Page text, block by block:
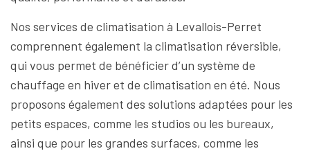
Nos services de climatisation à Levallois-Perret
comprennent également la climatisation réversible,
qui vous permet de bénéficier d’un système de
chauffage en hiver et de climatisation en été. Nous
proposons également des solutions adaptées pour les
petits espaces, comme les studios ou les bureaux,
ainsi que pour les grandes surfaces, comme les